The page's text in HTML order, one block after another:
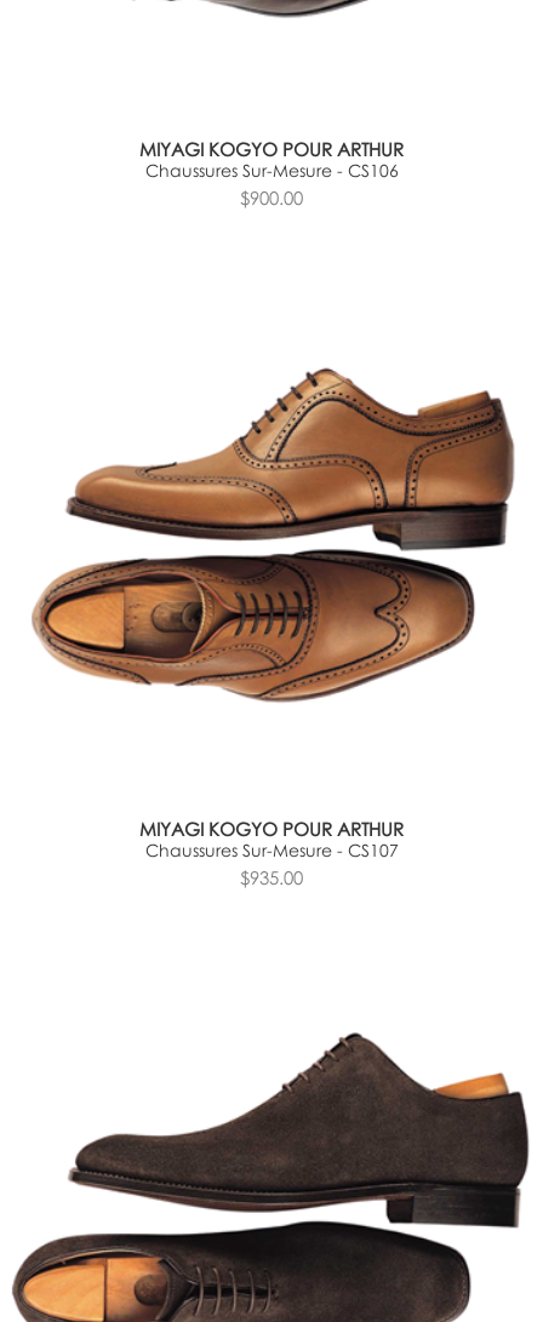
MIYAGI KOGYO POUR ARTHUR
Chaussures Sur-Mesure - CS106
$900.00
MIYAGI KOGYO POUR ARTHUR
Chaussures Sur-Mesure - CS107
$935.00